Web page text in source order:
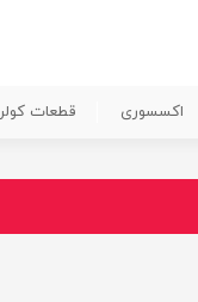
اکسسوری قطعات کولر